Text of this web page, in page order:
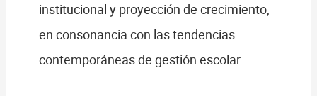
institucional y proyección de crecimiento,
en consonancia con las tendencias
contemporáneas de gestión escolar.